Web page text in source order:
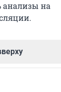
анализы на